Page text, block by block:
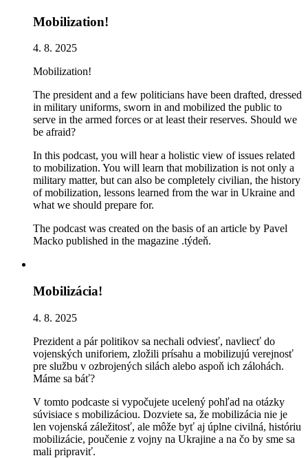
Mobilization!
4. 8. 2025
Mobilization!
The president and a few politicians have been drafted, dressed
in military uniforms, sworn in and mobilized the public to
serve in the armed forces or at least their reserves. Should we
be afraid?
In this podcast, you will hear a holistic view of issues related
to mobilization. You will learn that mobilization is not only a
military matter, but can also be completely civilian, the history
of mobilization, lessons learned from the war in Ukraine and
what we should prepare for.
The podcast was created on the basis of an article by Pavel
Macko published in the magazine .týdeň.
Mobilizácia!
4. 8. 2025
Prezident a pár politikov sa nechali odviesť, navliecť do
vojenských uniforiem, zložili prísahu a mobilizujú verejnosť
pre službu v ozbrojených silách alebo aspoň ich zálohách.
Máme sa báť?
V tomto podcaste si vypočujete ucelený pohľad na otázky
súvisiace s mobilizáciou. Dozviete sa, že mobilizácia nie je
len vojenská záležitosť, ale môže byť aj úplne civilná, históriu
mobilizácie, poučenie z vojny na Ukrajine a na čo by sme sa
mali pripraviť.